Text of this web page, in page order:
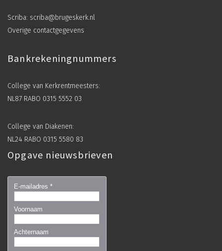
Scriba: scriba@brugeskerk.nl
Overige contactgegevens
Bankrekeningnummers
College van Kerkrentmeesters:
NL87 RABO 0315 5552 03
College van Diakenen:
NL24 RABO 0315 5580 83
Opgave nieuwsbrieven